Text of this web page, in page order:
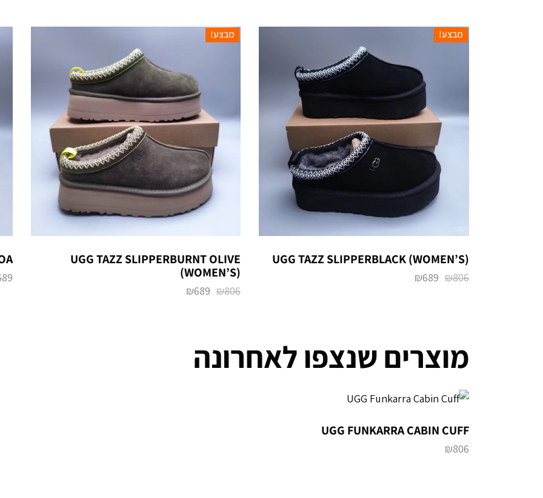
מבצע!
UGG TAZZ SLIPPERBLACK (WOMEN’S)
₪806
₪689
מבצע!
UGG TAZZ SLIPPERBURNT OLIVE
(WOMEN’S)
₪806
₪689
מוצרים שנצפו לאחרונה
UGG FUNKARRA CABIN CUFF
₪806